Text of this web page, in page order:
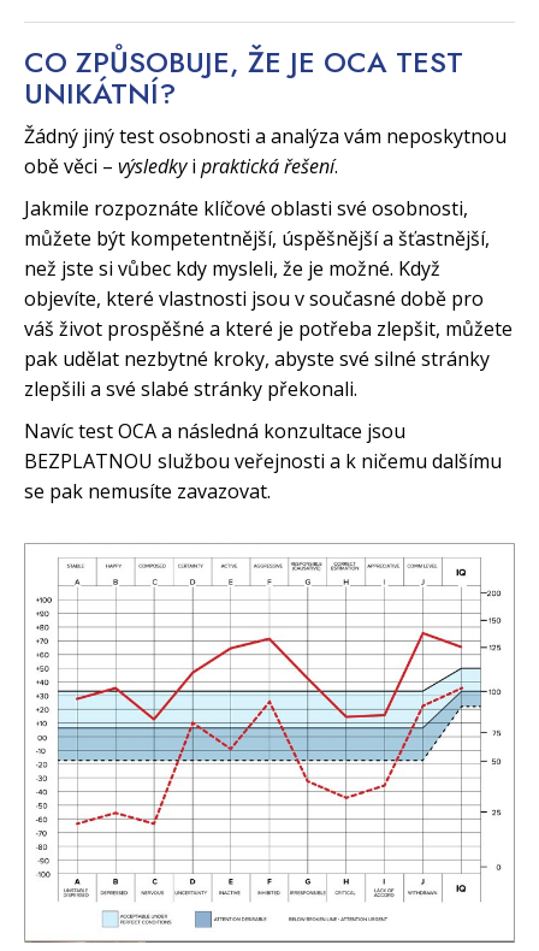
CO ZPŮSOBUJE, ŽE JE OCA TEST
UNIKÁTNÍ?
Žádný jiný test osobnosti a analýza vám neposkytnou
obě věci – výsledkyi praktická řešení.
Jakmile rozpoznáte klíčové oblasti své osobnosti,
můžete být kompetentnější, úspěšnější a šťastnější,
než jste si vůbec kdy mysleli, že je možné. Když
objevíte, které vlastnosti jsou v současné době pro
váš život prospěšné a které je potřeba zlepšit, můžete
pak udělat nezbytné kroky, abyste své silné stránky
zlepšili a své slabé stránky překonali.
Navíc test OCA a následná konzultace jsou
BEZPLATNOU službou veřejnosti a k ničemu dalšímu
se pak nemusíte zavazovat.